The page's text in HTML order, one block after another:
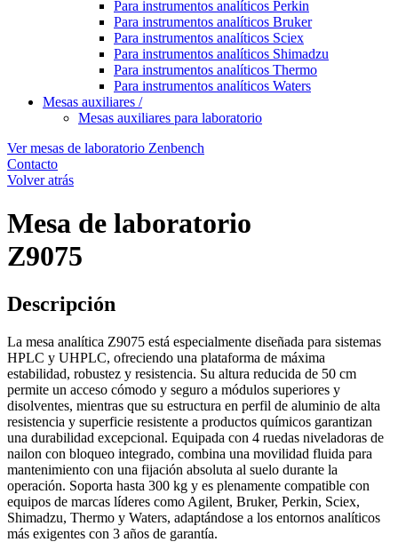
Para instrumentos analíticos Perkin
Para instrumentos analíticos Bruker
Para instrumentos analíticos Sciex
Para instrumentos analíticos Shimadzu
Para instrumentos analíticos Thermo
Para instrumentos analíticos Waters
Mesas auxiliares /
Mesas auxiliares para laboratorio
Ver mesas de laboratorio Zenbench
Contacto
Volver atrás
Mesa de laboratorio
Z9075
Descripción
La mesa analítica Z9075 está especialmente diseñada para sistemas
HPLC y UHPLC, ofreciendo una plataforma de máxima
estabilidad, robustez y resistencia. Su altura reducida de 50 cm
permite un acceso cómodo y seguro a módulos superiores y
disolventes, mientras que su estructura en perfil de aluminio de alta
resistencia y superficie resistente a productos químicos garantizan
una durabilidad excepcional. Equipada con 4 ruedas niveladoras de
nailon con bloqueo integrado, combina una movilidad fluida para
mantenimiento con una fijación absoluta al suelo durante la
operación. Soporta hasta 300 kg y es plenamente compatible con
equipos de marcas líderes como Agilent, Bruker, Perkin, Sciex,
Shimadzu, Thermo y Waters, adaptándose a los entornos analíticos
más exigentes con 3 años de garantía.